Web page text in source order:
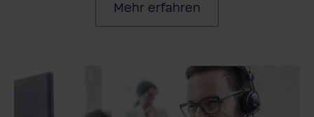
Mehr erfahren